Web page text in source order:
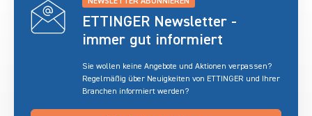
ETTINGER Newsletter -
immer gut informiert
Sie wollen keine Angebote und Aktionen verpassen?
Regelmäßig über Neuigkeiten von ETTINGER und Ihrer
Branchen informiert werden?